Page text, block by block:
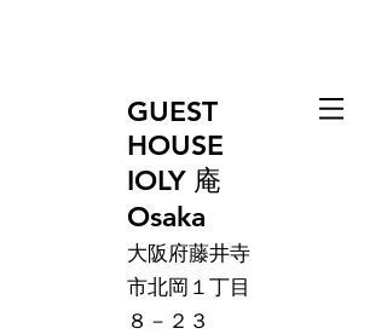
GUEST
HOUSE
IOLY 庵
Osaka
大阪府藤井寺
市北岡１丁目
８－２３